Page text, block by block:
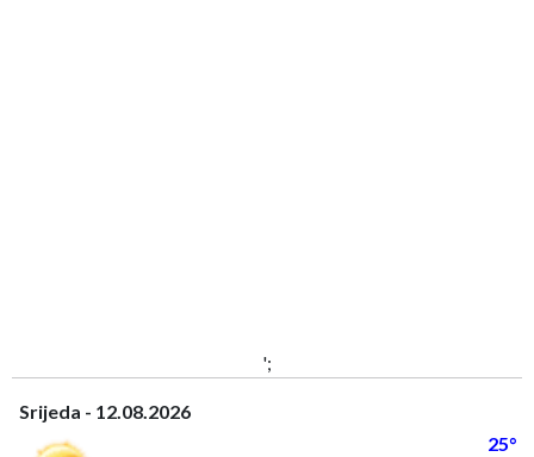
';
Srijeda - 12.08.2026
25°